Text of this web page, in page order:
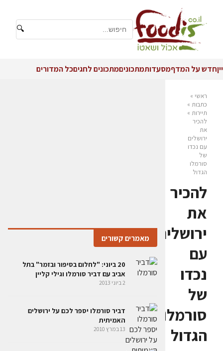
🔍
ייןחדש על המדףמסעדותמתכוניםמתכונים לחגיםכל המדורים
ראשי »
כתבות »
תיירות »
להכיר
את
ירושלים
עם נכדו
של
סורמלו
הגדול
להכיר
את
ירושלים
עם
נכדו
של
סורמלו
הגדול
מאמרים קשורים
20 ביוני: "לחלום בסיפור ובזמר" בתל
אביב עם דביר סורמלו וגילי קליין
2 ביוני 2013
דביר סורמלו יספר לכם על ירושלים
האמיתית
13 במרץ 2010